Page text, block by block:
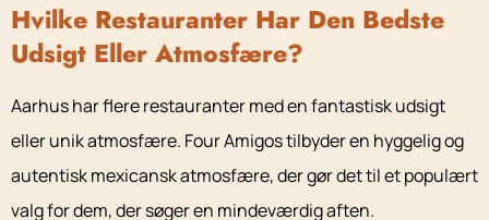
Hvilke Restauranter Har Den Bedste
Udsigt Eller Atmosfære?
Aarhus har flere restauranter med en fantastisk udsigt
eller unik atmosfære. Four Amigos tilbyder en hyggelig og
autentisk mexicansk atmosfære, der gør det til et populært
valg for dem, der søger en mindeværdig aften.